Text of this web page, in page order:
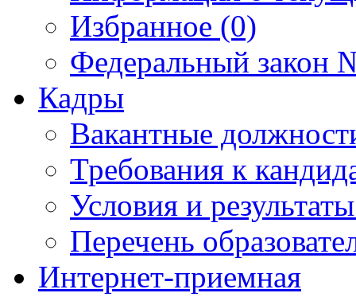
Избранное (0)
Федеральный закон
Кадры
Вакантные
Требования к
Условия и
Перечень
Интернет-приемная